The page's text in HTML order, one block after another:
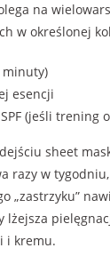
na
w określonej
minuty)
esencji
(jeśli trening
sheet
razy w
„zastrzyku”
lżejsza
i kremu.